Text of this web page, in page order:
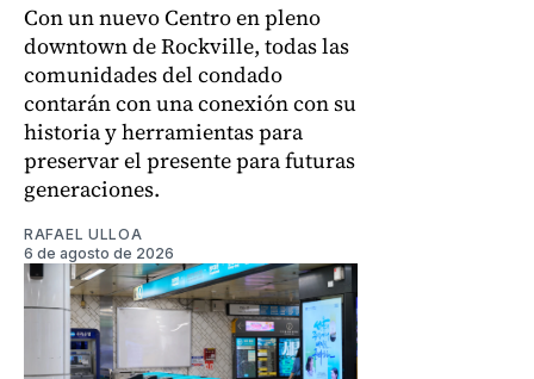
Con un nuevo Centro en pleno
downtown de Rockville, todas las
comunidades del condado
contarán con una conexión con su
historia y herramientas para
preservar el presente para futuras
generaciones.
RAFAEL ULLOA
6 de agosto de 2026